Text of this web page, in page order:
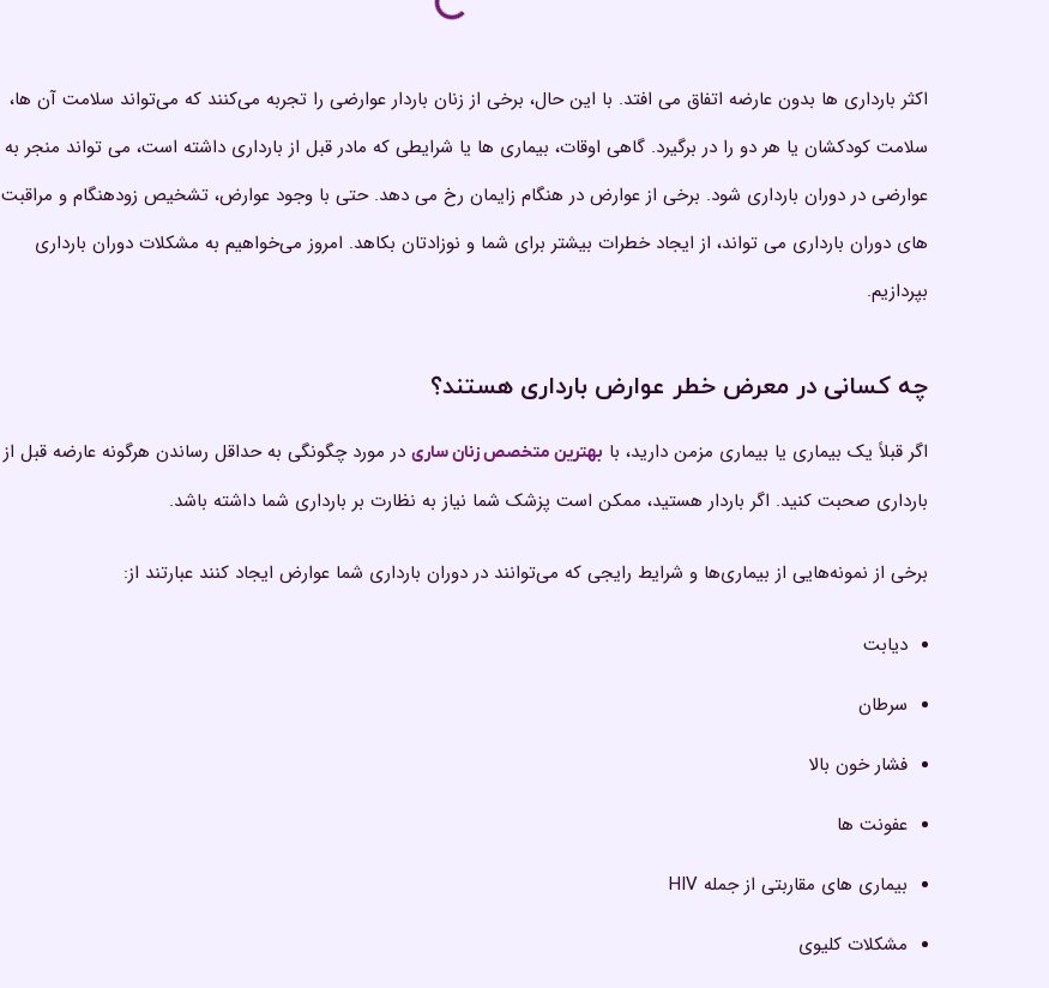
اکثر بارداری ها بدون عارضه اتفاق می افتد. با این حال، برخی از زنان باردار عوارضی را تجربه می‌کنند که می‌تواند سلامت آن ها،
سلامت کودکشان یا هر دو را در برگیرد. گاهی اوقات، بیماری ها یا شرایطی که مادر قبل از بارداری داشته است، می تواند منجر به
عوارضی در دوران بارداری شود. برخی از عوارض در هنگام زایمان رخ می دهد. حتی با وجود عوارض، تشخیص زودهنگام و مراقبت
های دوران بارداری می تواند، از ایجاد خطرات بیشتر برای شما و نوزادتان بکاهد. امروز می‌خواهیم به مشکلات دوران بارداری
بپردازیم.
چه کسانی در معرض خطر عوارض بارداری هستند؟
اگر قبلاً یک بیماری یا بیماری مزمن دارید، با بهترین متخصص زنان ساری در مورد چگونگی به حداقل رساندن هرگونه عارضه قبل از
بارداری صحبت کنید. اگر باردار هستید، ممکن است پزشک شما نیاز به نظارت بر بارداری شما داشته باشد.
برخی از نمونه‌هایی از بیماری‌ها و شرایط رایجی که می‌توانند در دوران بارداری شما عوارض ایجاد کنند عبارتند از:
دیابت
سرطان
فشار خون بالا
عفونت ها
بیماری های مقاربتی از جمله HIV
مشکلات کلیوی